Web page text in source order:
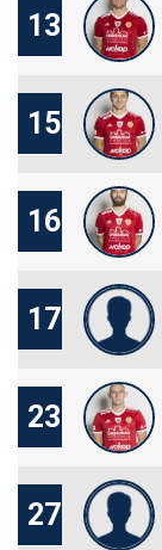
13
15
16
17
23
27